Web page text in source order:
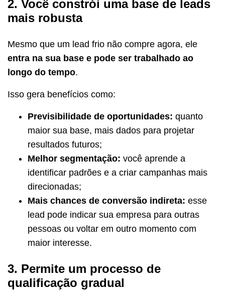
2. Você constrói uma base de leads
mais robusta
Mesmo que um lead frio não compre agora, ele
entra na sua base e pode ser trabalhado ao
longo do tempo.
Isso gera benefícios como:
Previsibilidade de oportunidades: quanto
maior sua base, mais dados para projetar
resultados futuros;
Melhor segmentação: você aprende a
identificar padrões e a criar campanhas mais
direcionadas;
Mais chances de conversão indireta: esse
lead pode indicar sua empresa para outras
pessoas ou voltar em outro momento com
maior interesse.
3. Permite um processo de
qualificação gradual